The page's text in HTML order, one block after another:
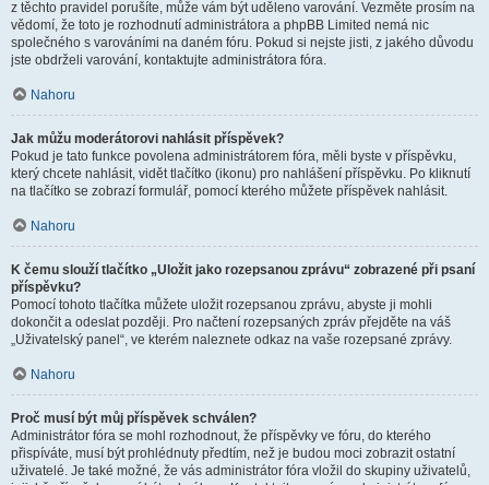
z těchto pravidel porušíte, může vám být uděleno varování. Vezměte prosím na
vědomí, že toto je rozhodnutí administrátora a phpBB Limited nemá nic
společného s varováními na daném fóru. Pokud si nejste jisti, z jakého důvodu
jste obdrželi varování, kontaktujte administrátora fóra.
Nahoru
Jak můžu moderátorovi nahlásit příspěvek?
Pokud je tato funkce povolena administrátorem fóra, měli byste v příspěvku,
který chcete nahlásit, vidět tlačítko (ikonu) pro nahlášení příspěvku. Po kliknutí
na tlačítko se zobrazí formulář, pomocí kterého můžete příspěvek nahlásit.
Nahoru
K čemu slouží tlačítko „Uložit jako rozepsanou zprávu“ zobrazené při psaní
příspěvku?
Pomocí tohoto tlačítka můžete uložit rozepsanou zprávu, abyste ji mohli
dokončit a odeslat později. Pro načtení rozepsaných zpráv přejděte na váš
„Uživatelský panel“, ve kterém naleznete odkaz na vaše rozepsané zprávy.
Nahoru
Proč musí být můj příspěvek schválen?
Administrátor fóra se mohl rozhodnout, že příspěvky ve fóru, do kterého
přispíváte, musí být prohlédnuty předtím, než je budou moci zobrazit ostatní
uživatelé. Je také možné, že vás administrátor fóra vložil do skupiny uživatelů,